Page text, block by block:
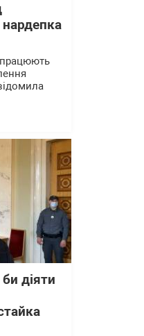
нардепка
працюють
діяти